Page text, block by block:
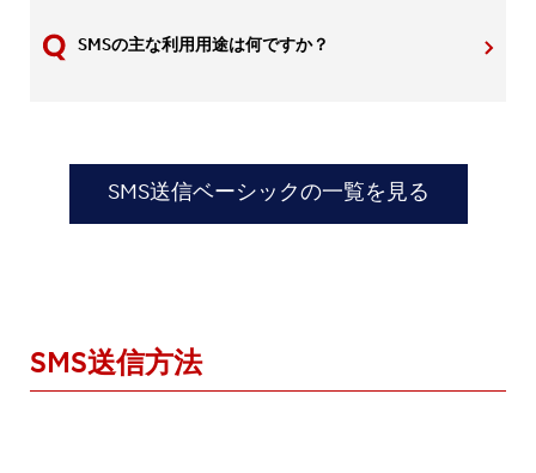
SMSの主な利用用途は何ですか？
SMS送信ベーシックの一覧を見る
SMS送信方法